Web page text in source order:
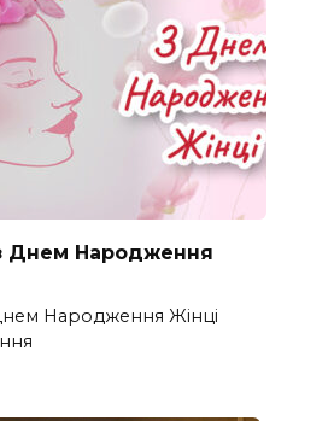
Днем Народження
Народження Жінці